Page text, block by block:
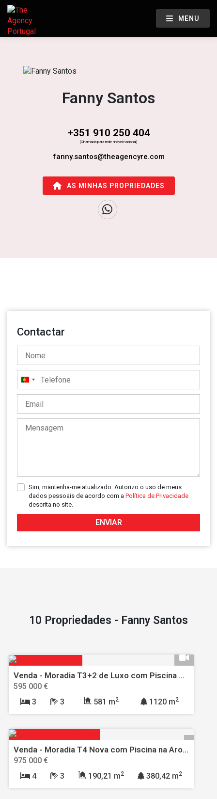
MENU
Fanny Santos
+351 910 250 404
(Chamada para rede móvel nacional)
fanny.santos@theagencyre.com
AS MINHAS PROPRIEDADES
Contactar
Portugal
+351
Sim, mantenha-me atualizado. Autorizo o uso de meus
dados pessoais de acordo com a Política de Privacidade
descrita no site.
ENVIAR
10 Propriedades - Fanny Santos
Venda - Moradia T3+2 de Luxo com Piscina Aquecida, Anexo e Garagem para 10 carros - Ortigosa, Leiria
595 000 €
3
3 581 m2 1120 m2
Venda - Moradia T4 Nova com Piscina na Aroeira | Junto ao Golf e a 3 Minutos da Praia
975 000 €
4
3 190,21 m2 380,42 m2